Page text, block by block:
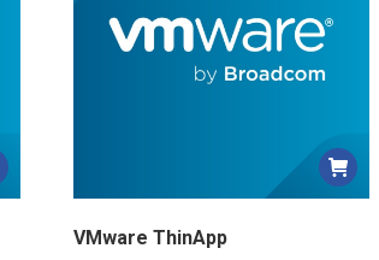
VMware ThinApp